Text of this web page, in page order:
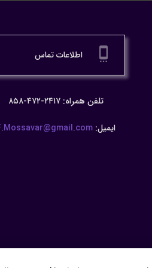
settings_cell اطلاعات تماس
تلفن همراه: ۲۴۱۷-۴۷۲-۸۵۸
ایمیل: